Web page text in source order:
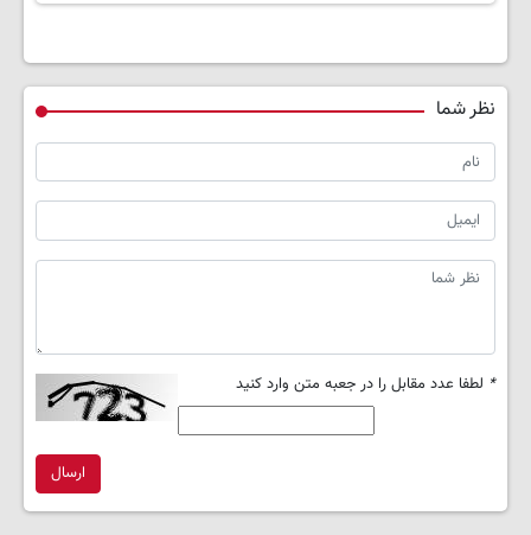
نظر شما
* لطفا عدد مقابل را در جعبه متن وارد کنید
ارسال